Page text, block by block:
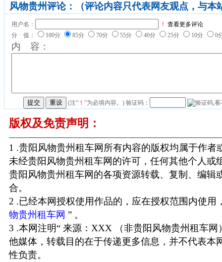
风物贵州评论：（评论内容只代表网友观点，与本
用户名： ！ 查看更多评论
分 值：
100分 85分 70分 55分 40分 25分 10分 0
内 容：
(注“ ！ ”为必填内容。) 验证码：
版权及免责声明：
1 .贵阳风物贵州租车网所有内容的版权均属于作者
未经贵阳风物贵州租车网的许可，任何其他个人或
贵阳风物贵州租车网的各项资源转载、复制、编辑
合。
2 .已经本网授权使用作品的，应在授权范围内使用
物贵州租车网 ” 。
3 .本网注明“ 来源：XXX （非贵阳风物贵州租车网
他媒体，转载目的在于传递更多信息，并不代表本
性负责。